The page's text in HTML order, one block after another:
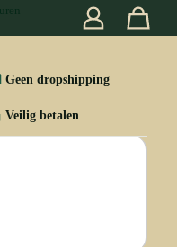
Geen dropshipping
Veilig betalen